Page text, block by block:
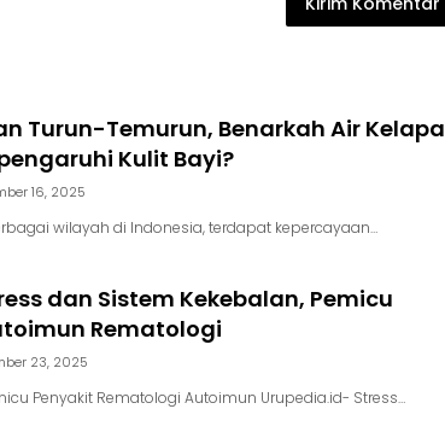
Turun-Temurun, Benarkah Air Kelapa
Kulit Bayi?
16, 2025
wilayah di Indonesia, terdapat kepercayaan…
dan Sistem Kekebalan, Pemicu
Rematologi
23, 2025
Penyakit Rematologi Autoimun Urupedia.id- Stress…